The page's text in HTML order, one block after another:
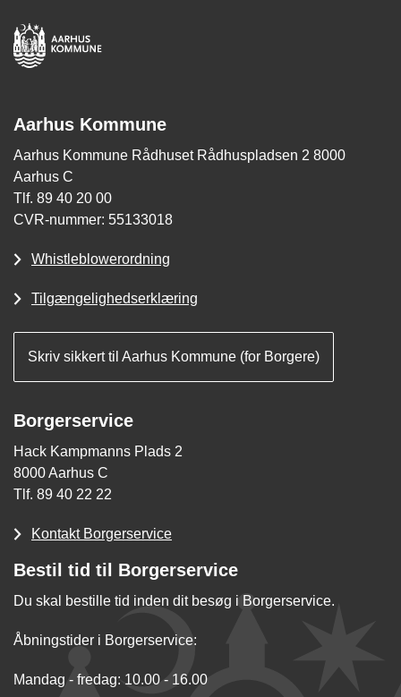
Aarhus Kommune
Aarhus Kommune Rådhuset Rådhuspladsen 2 8000
Aarhus C
Tlf. 89 40 20 00
CVR-nummer: 55133018
Whistleblowerordning
Tilgængelighedserklæring
Skriv sikkert til Aarhus Kommune (for Borgere)
Borgerservice
Hack Kampmanns Plads 2
8000 Aarhus C
Tlf. 89 40 22 22
Kontakt Borgerservice
Bestil tid til Borgerservice
Du skal bestille tid inden dit besøg i Borgerservice.
Åbningstider i Borgerservice:
Mandag - fredag: 10.00 - 16.00